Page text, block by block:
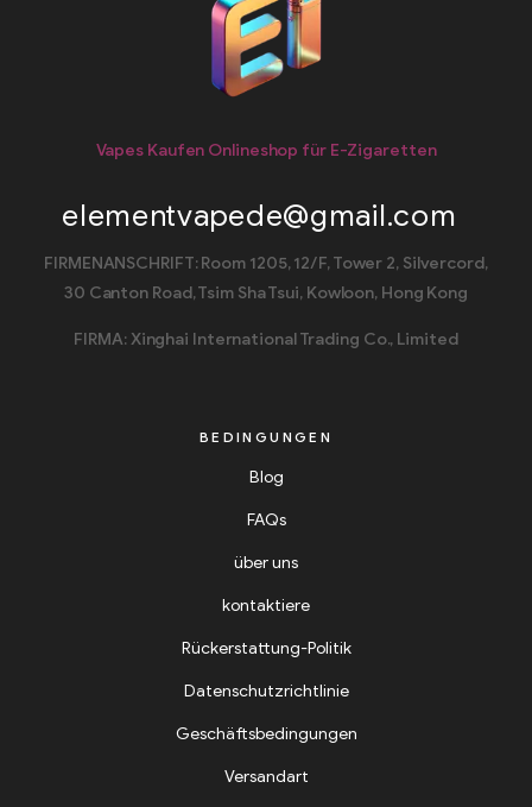
Vapes Kaufen Onlineshop für E-Zigaretten
elementvapede@gmail.com
FIRMENANSCHRIFT: Room 1205, 12/F, Tower 2, Silvercord,
30 Canton Road, Tsim Sha Tsui, Kowloon, Hong Kong
FIRMA: Xinghai International Trading Co., Limited
BEDINGUNGEN
Blog
FAQs
über uns
kontaktiere
Rückerstattung-Politik
Datenschutzrichtlinie
Geschäftsbedingungen
Versandart